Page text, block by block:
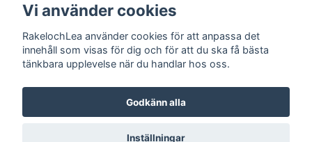
Sociala medier
© 2026 Rakel och Lea
Vi använder cookies
RakelochLea använder cookies för att anpassa det
innehåll som visas för dig och för att du ska få bästa
tänkbara upplevelse när du handlar hos oss.
Godkänn alla
Inställningar